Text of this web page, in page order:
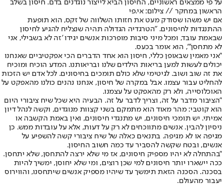
על פי ממצאים ראשוניים, החיסון הביא לייצור נוגדנים בדם. חיסון בשלב
הראשון במחקר // צילום: אי.פי
אם יש משהו שסודק מעט את חזותו השלווה של זקס, הוא תופעת
ההתנגדות לחיסונים. "הטרגדיה הגדולה תהיה שנצליח להגיע לחיסון
שבאמת עובד, ומכל מיני סיבות מופרכות אנשים יגידו 'זה לא בשבילי, אני
לא מתחסן'", הוא אומר בכעס.
"אני מאמין שבאופן כללי, חיסון הוא אחד הדברים הכי אפקטיביים שאנחנו
יכולים לעשות למען בריאות הילדים שלנו ובריאותנו. המדע הוכיח ומוכיח
את זה שוב ושוב. לגיטימי שלא כולם תומכים בחיסונים. לכל אדם יש הזכות
להחליט עבור עצמו. אבל במקרה של חיסון, אנחנו נהנים כולנו מהאפקט על
האוכלוסייה, ולא רק מהאפקט על עצמנו.
"הציבור מדבר על זה, וצריך לדבר על זה. הבעיה היא שכל שיח ציבורי היום
הוא קוטבי: מהר מאוד הוא מתמקם בשני קצוות מנוגדים, וקשה לנהל דיון
אמיתי. יש תומכי חיסונים, יש מתנגדי חיסונים, ואין באמת הקשבה או
ניסיון להבין. אנשים מתווכחים לא רק על דעות, אלא על עובדות ממש. כן
מגיפה או לא מגיפה. בתנאים כאלה של שיח ציבורי קשה להשפיע על
אנשים, ובטח שקשה להסביר עד כמה חשוב החיסון.
"בהתחלה לא יהיו מספיק חיסונים, אז מי שלא ירצה להתחסן, שלא יתחסן.
ככה יישארו יותר חיסונים למי שכן רוצים, ומי שלא יחוסן, ימשיך להיות
בסכנה. הסכנה הזאת תימשך עד שיהיו מספיק אנשים שיתחסנו, והווירוס
יעבור מהעולם.